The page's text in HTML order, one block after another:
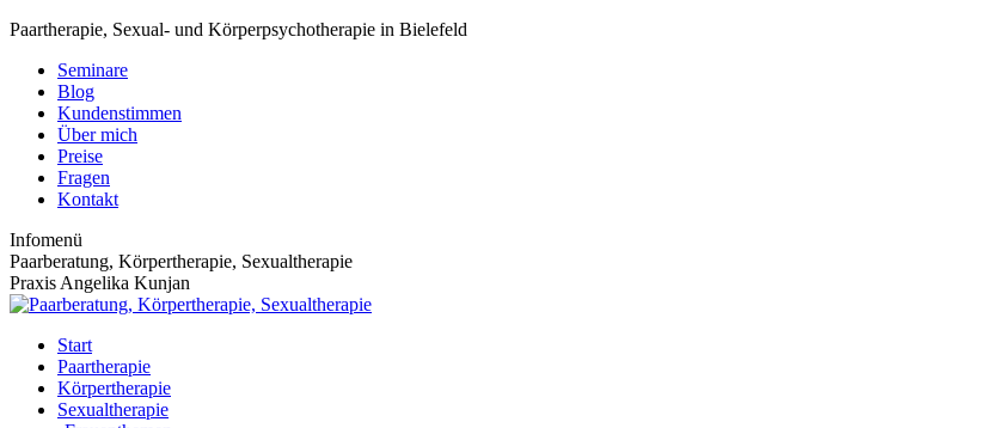
Zum
springen
Paartherapie, Sexual- und Körperpsychotherapie in Bielefeld
Seminare
Blog
Kundenstimmen
Über mich
Preise
Fragen
Kontakt
Infomenü
Paarberatung, Körpertherapie, Sexualtherapie
Praxis Angelika Kunjan
Start
Paartherapie
Körpertherapie
Sexualtherapie